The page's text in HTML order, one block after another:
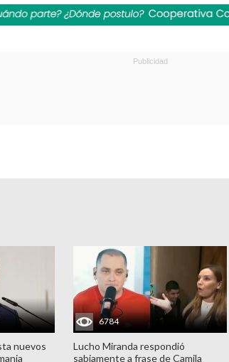
nuevos
6784
Lucho Miranda respondió
sabiamente a frase de Camila